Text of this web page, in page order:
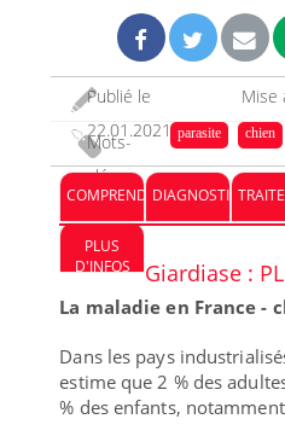
Publié le
22.01.2021
Mise
Mots-
clés :
parasite chien
COMPRENDREDIAGNOSTIC
PLUS
D'INFOS
Giardiase :
La maladie en France -
Dans les pays
estime que 2 % des
% des enfants,